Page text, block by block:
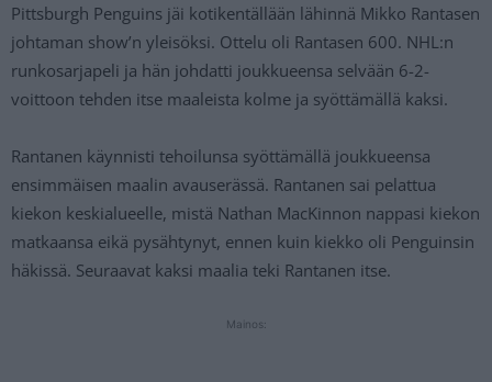
Pittsburgh Penguins jäi kotikentällään lähinnä Mikko Rantasen
johtaman show’n yleisöksi. Ottelu oli Rantasen 600. NHL:n
runkosarjapeli ja hän johdatti joukkueensa selvään 6-2-
voittoon tehden itse maaleista kolme ja syöttämällä kaksi.
Rantanen käynnisti tehoilunsa syöttämällä joukkueensa
ensimmäisen maalin avauserässä. Rantanen sai pelattua
kiekon keskialueelle, mistä Nathan MacKinnon nappasi kiekon
matkaansa eikä pysähtynyt, ennen kuin kiekko oli Penguinsin
häkissä. Seuraavat kaksi maalia teki Rantanen itse.
Mainos: